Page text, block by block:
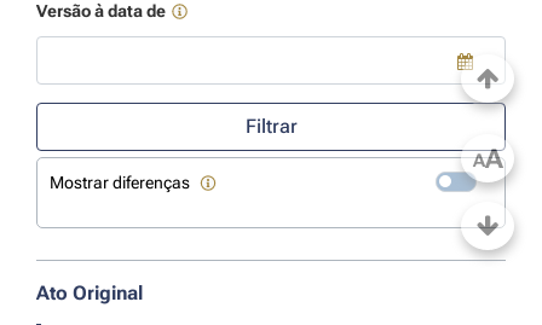
Versão à data de
Use a tecla de seta para baixo para abrir o calendário; Use as
Filtrar
Mostrar diferenças
Ato Original
AA